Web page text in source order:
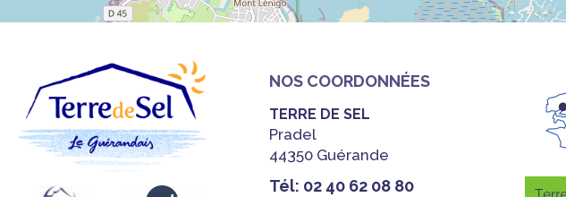
NOS COORDONNÉES
TERRE DE SEL
Pradel
44350 Guérande
Tél: 02 40 62 08 80